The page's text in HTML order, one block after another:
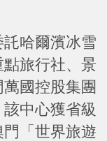
哈爾濱冰雪
旅行社、景
國控股集團
中心獲省級
「世界旅遊